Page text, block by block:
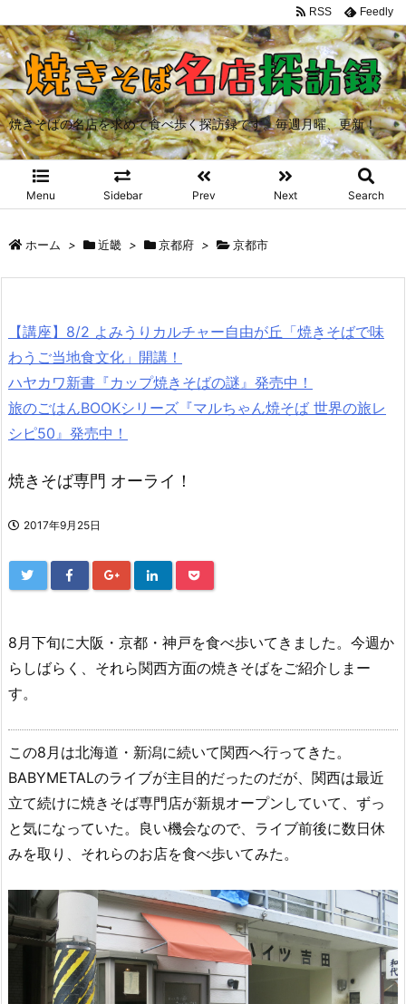
焼きそばの名店を求めて食べ歩く探訪録です。毎週月曜、更新！
Menu Sidebar Prev Next Search
RSS Feedly
ホーム > 近畿 > 京都府 > 京都市
【講座】8/2 よみうりカルチャー自由が丘「焼きそばで味
わうご当地食文化」開講！
ハヤカワ新書『カップ焼きそばの謎』発売中！
旅のごはんBOOKシリーズ『マルちゃん焼そば 世界の旅レ
シピ50』発売中！
焼きそば専門 オーライ！
2017年9月25日
8月下旬に大阪・京都・神戸を食べ歩いてきました。今週か
らしばらく、それら関西方面の焼きそばをご紹介しまー
す。
この8月は北海道・新潟に続いて関西へ行ってきた。
BABYMETALのライブが主目的だったのだが、関西は最近
立て続けに焼きそば専門店が新規オープンしていて、ずっ
と気になっていた。良い機会なので、ライブ前後に数日休
みを取り、それらのお店を食べ歩いてみた。